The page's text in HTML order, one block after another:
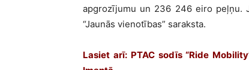
apgrozījumu un 236 246 eiro peļņu.
“Jaunās vienotības” saraksta.
Lasiet arī: PTAC sodīs “Ride